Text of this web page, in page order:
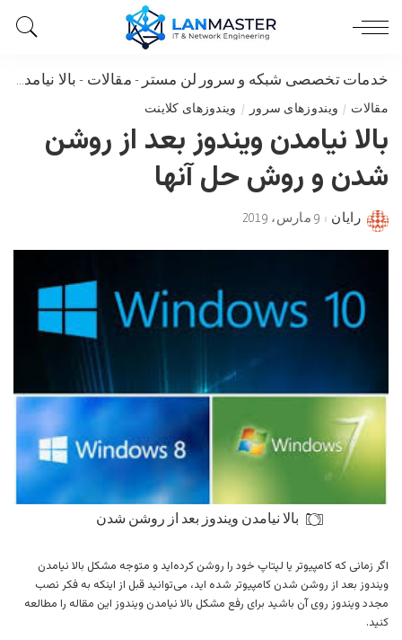
خدمات تخصصی شبکه و سرور لن مستر - مقالات - بالا نیامدن ویندوز بعد از روشن شدن و روش حل آنها
مقالات ویندوزهای سرور ویندوزهای کلاینت
بالا نیامدن ویندوز بعد از روشن
شدن و روش حل آنها
Posted
رایان 9 مارس، 2019
بالا نیامدن ویندوز بعد از روشن شدن
اگر زمانی که کامپیوتر یا لپتاپ خود را روشن کرده‌اید و متوجه مشکل بالا نیامدن
ویندوز بعد از روشن شدن کامپیوتر شده اید، می‌توانید قبل از اینکه به فکر نصب
مجدد ویندوز روی آن باشید برای رفع مشکل بالا نیامدن ویندوز این مقاله را مطالعه
کنید.